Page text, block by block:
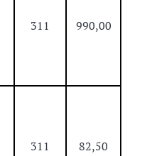
311 990,00
311 82,50